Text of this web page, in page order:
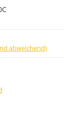
abweichend)